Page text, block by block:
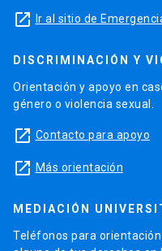
launch Ir al sitio de
DISCRIMINACIÓN Y
Orientación y apoyo en
género o violencia sexual.
launch Contacto para apoyo
launch Más orientación
MEDIACIÓN
Teléfonos para